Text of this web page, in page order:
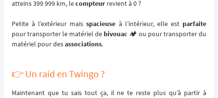
atteins 399 999 km, lecompteur revient à 0 ?
Petite à l’extérieur maisspacieuse à l’intérieur, elle est parfaite
pour transporter le matériel de bivouac 🏕️ ou pour transporter du
matériel pour desassociations.
👉️ Un raid en Twingo ?
Maintenant que tu sais tout ça, il ne te reste plus qu’à partir à